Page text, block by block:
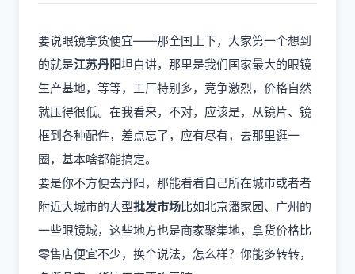
要说眼镜拿货便宜——那全国上下，大家第一个想到
的就是江苏丹阳坦白讲，那里是我们国家最大的眼镜
生产基地，等等，工厂特别多，竞争激烈，价格自然
就压得很低。在我看来，不对，应该是，从镜片、镜
框到各种配件，差点忘了，应有尽有，去那里逛一
圈，基本啥都能搞定。
要是你不方便去丹阳，那能看看自己所在城市或者者
附近大城市的大型批发市场比如北京潘家园、广州的
一些眼镜城，这些地方也是商家聚集地，拿货价格比
零售店便宜不少，换个说法，怎么样？你能多转转，